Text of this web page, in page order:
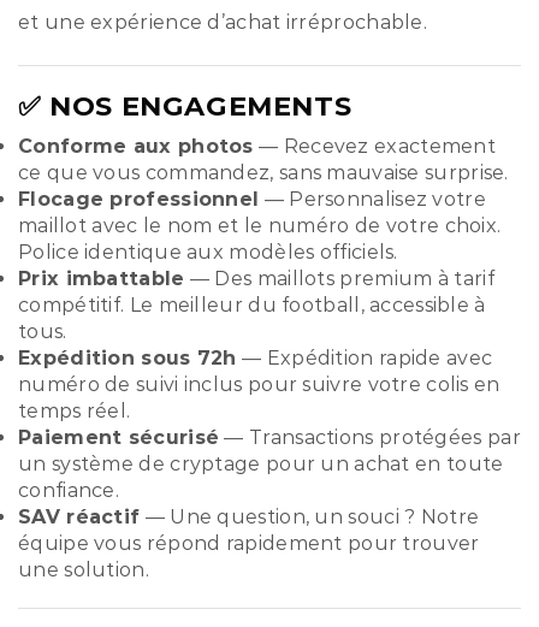
et une expérience d’achat irréprochable.
✅ NOS ENGAGEMENTS
Conforme aux photos — Recevez exactement
ce que vous commandez, sans mauvaise surprise.
Flocage professionnel — Personnalisez votre
maillot avec le nom et le numéro de votre choix.
Police identique aux modèles officiels.
Prix imbattable — Des maillots premium à tarif
compétitif. Le meilleur du football, accessible à
tous.
Expédition sous 72h — Expédition rapide avec
numéro de suivi inclus pour suivre votre colis en
temps réel.
Paiement sécurisé — Transactions protégées par
un système de cryptage pour un achat en toute
confiance.
SAV réactif — Une question, un souci ? Notre
équipe vous répond rapidement pour trouver
une solution.